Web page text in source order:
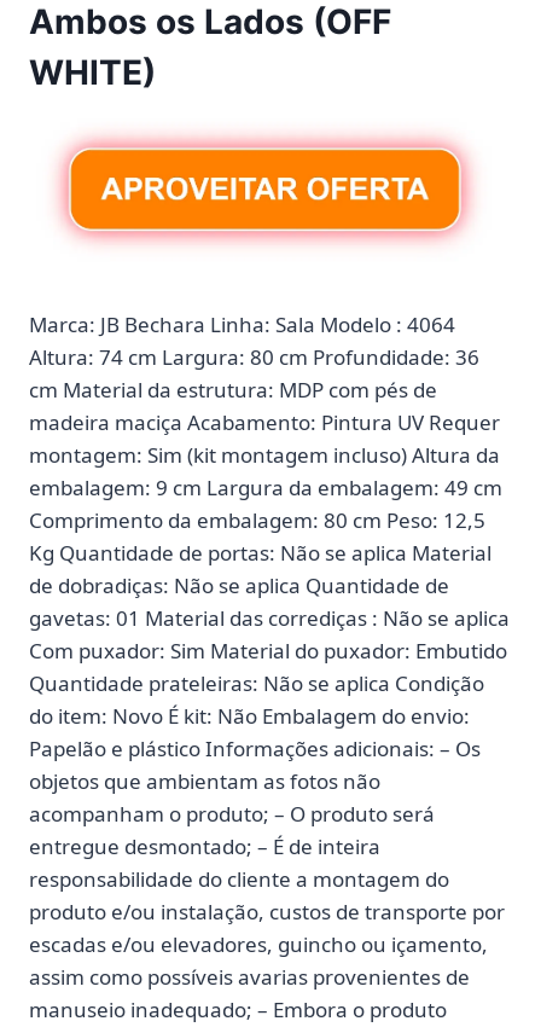
Ambos os Lados (OFF
WHITE)
Marca: JB Bechara Linha: Sala Modelo : 4064
Altura: 74 cm Largura: 80 cm Profundidade: 36
cm Material da estrutura: MDP com pés de
madeira maciça Acabamento: Pintura UV Requer
montagem: Sim (kit montagem incluso) Altura da
embalagem: 9 cm Largura da embalagem: 49 cm
Comprimento da embalagem: 80 cm Peso: 12,5
Kg Quantidade de portas: Não se aplica Material
de dobradiças: Não se aplica Quantidade de
gavetas: 01 Material das corrediças : Não se aplica
Com puxador: Sim Material do puxador: Embutido
Quantidade prateleiras: Não se aplica Condição
do item: Novo É kit: Não Embalagem do envio:
Papelão e plástico Informações adicionais: – Os
objetos que ambientam as fotos não
acompanham o produto; – O produto será
entregue desmontado; – É de inteira
responsabilidade do cliente a montagem do
produto e/ou instalação, custos de transporte por
escadas e/ou elevadores, guincho ou içamento,
assim como possíveis avarias provenientes de
manuseio inadequado; – Embora o produto